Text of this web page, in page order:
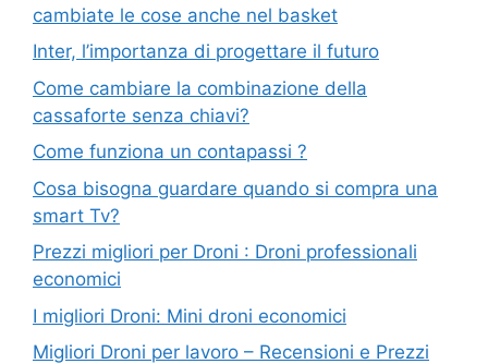
cambiate le cose anche nel basket
Inter, l’importanza di progettare il futuro
Come cambiare la combinazione della
cassaforte senza chiavi?
Come funziona un contapassi ?
Cosa bisogna guardare quando si compra una
smart Tv?
Prezzi migliori per Droni : Droni professionali
economici
I migliori Droni: Mini droni economici
Migliori Droni per lavoro – Recensioni e Prezzi